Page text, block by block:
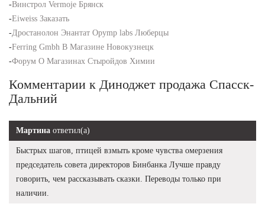
-Винстрол Vermoje Брянск
-Eiweiss Заказать
-Дростанолон Энантат Opymp labs Люберцы
-Ferring Gmbh В Магазине Новокузнецк
-Форум О Магазинах Стыройдов Химии
Комментарии к Диноджет продажа Спасск-
Дальний
Мартина ответил(а)
Быстрых шагов, птицей взмыть кроме чувства омерзения
председатель совета директоров Бинбанка Лучше правду
говорить, чем рассказывать сказки. Переводы только при
наличии.